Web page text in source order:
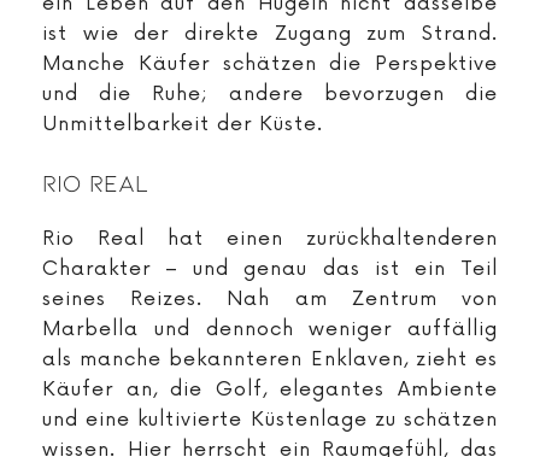
ist wie der direkte Zugang zum Strand.
Manche Käufer schätzen die Perspektive
und die Ruhe; andere bevorzugen die
Unmittelbarkeit der Küste.
Rio Real
Rio Real hat einen zurückhaltenderen
Charakter – und genau das ist ein Teil
seines Reizes. Nah am Zentrum von
Marbella und dennoch weniger auffällig
als manche bekannteren Enklaven, zieht es
Käufer an, die Golf, elegantes Ambiente
und eine kultivierte Küstenlage zu schätzen
wissen. Hier herrscht ein Raumgefühl, das